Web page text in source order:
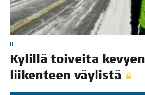
II
Kylil­lä toi­vei­ta kevyen
lii­ken­teen väylistä